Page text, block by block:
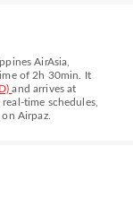
AirAsia
of 2h 30min
. It
and arrives at
real-time schedules,
Airpaz.